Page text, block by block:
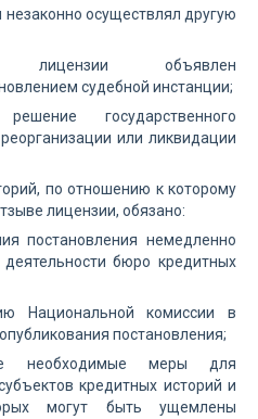
осуществлял другую
объявлен
судебной инстанции;
государственного
или ликвидации
по отношению к которому
лицензии, обязано:
постановления немедленно
бюро кредитных
Национальной комиссии в
постановления;
необходимые меры для
кредитных историй и
могут быть ущемлены